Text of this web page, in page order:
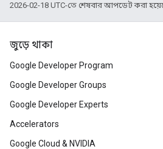
2026-02-18 UTC-তে শেষবার আপডেট করা
জুড়ে থাকা
Google Developer Program
Google Developer Groups
Google Developer Experts
Accelerators
Google Cloud & NVIDIA